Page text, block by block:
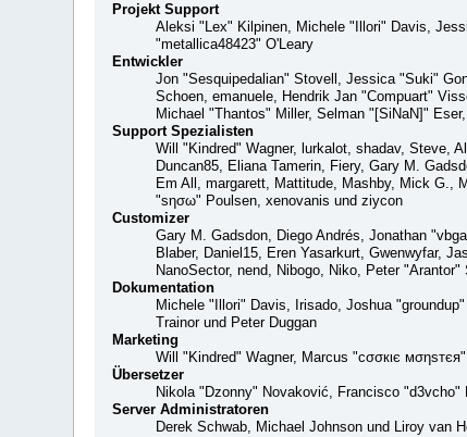
Projekt Support
Aleksi "Lex" Kilpinen, Michele "Illori" Davis,
"metallica48423" O'Leary
Entwickler
Jon "Sesquipedalian" Stovell, Jessica "Suki"
Schoen, emanuele, Hendrik Jan "Compuart"
Michael "Thantos" Miller, Selman "[SiNaN]"
Support Spezialisten
Will "Kindred" Wagner, lurkalot, shadav, Steve,
Duncan85, Eliana Tamerin, Fiery, Gary M.
Em All, margarett, Mattitude, Mashby, Mick G.,
"sησω" Poulsen, xenovanis und ziycon
Customizer
Gary M. Gadsdon, Diego Andrés, Jonathan
Blaber, Daniel15, Eren Yasarkurt, Gwenwyfar,
NanoSector, nend, Nibogo, Niko, Peter
Dokumentation
Michele "Illori" Davis, Irisado, Joshua
Trainor und Peter Duggan
Marketing
Will "Kindred" Wagner, Marcus "cσσкιє
Übersetzer
Nikola "Dzonny" Novaković, Francisco
Server Administratoren
Derek Schwab, Michael Johnson und Liroy van